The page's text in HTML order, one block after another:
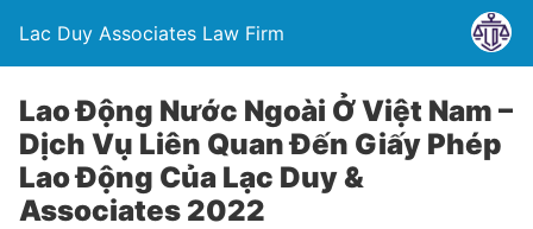
Lac Duy Associates Law Firm
Lao Động Nước Ngoài Ở Việt Nam –
Dịch Vụ Liên Quan Đến Giấy Phép
Lao Động Của Lạc Duy &
Associates 2022